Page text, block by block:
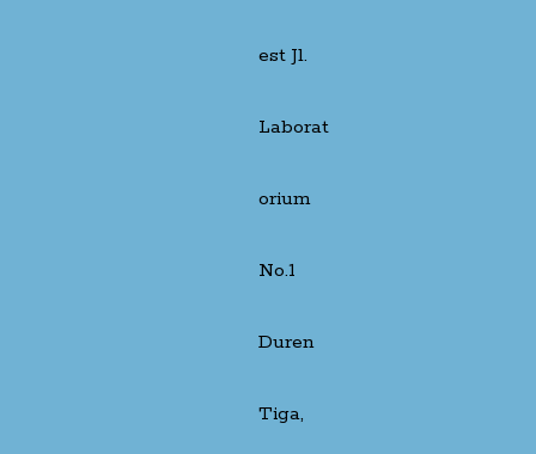
est Jl.
Laborat
orium
No.1
Duren
Tiga,